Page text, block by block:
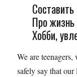
Про жизнь
Хобби,
We are
safely say that